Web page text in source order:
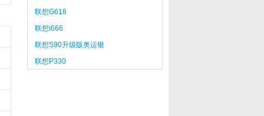
联想G618
联想i666
联想S90升级版奥运银
联想P330